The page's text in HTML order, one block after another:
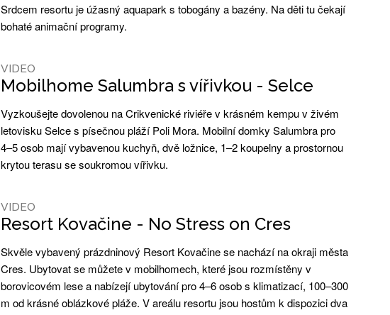
Srdcem resortu je úžasný aquapark s tobogány a bazény. Na děti tu čekají
bohaté animační programy.
VIDEO
Mobilhome Salumbra s vířivkou - Selce
Vyzkoušejte dovolenou na Crikvenické riviéře v krásném kempu v živém
letovisku Selce s písečnou pláží Poli Mora. Mobilní domky Salumbra pro
4–5 osob mají vybavenou kuchyň, dvě ložnice, 1–2 koupelny a prostornou
krytou terasu se soukromou vířivku.
VIDEO
Resort Kovačine - No Stress on Cres
Skvěle vybavený prázdninový Resort Kovačine se nachází na okraji města
Cres. Ubytovat se můžete v mobilhomech, které jsou rozmístěny v
borovicovém lese a nabízejí ubytování pro 4–6 osob s klimatizací, 100–300
m od krásné oblázkové pláže. V areálu resortu jsou hostům k dispozici dva